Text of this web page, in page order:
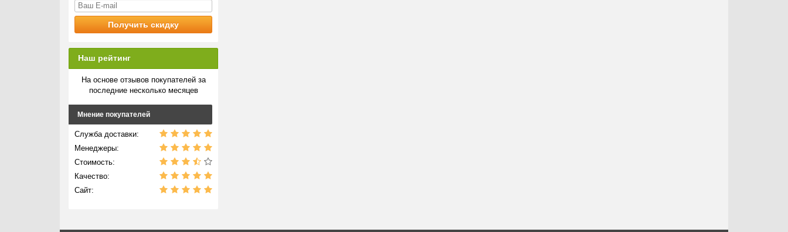
Наш рейтинг
На основе отзывов покупателей за
последние несколько месяцев
Мнение покупателей
Служба доставки:
Менеджеры:
Стоимость:
Качество:
Сайт: